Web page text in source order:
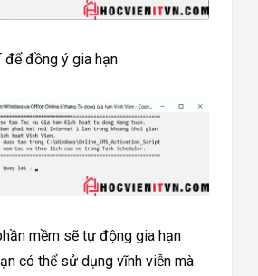
để đồng ý gia hạn
mềm sẽ tự động gia hạn
có thể sử dụng vĩnh viễn mà